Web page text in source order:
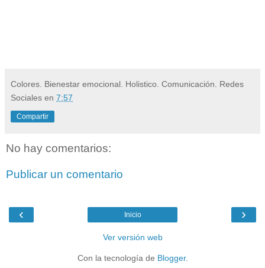
Colores. Bienestar emocional. Holistico. Comunicación. Redes
Sociales en 7:57
Compartir
No hay comentarios:
Publicar un comentario
‹ ›
Inicio
Ver versión web
Con la tecnología de Blogger.